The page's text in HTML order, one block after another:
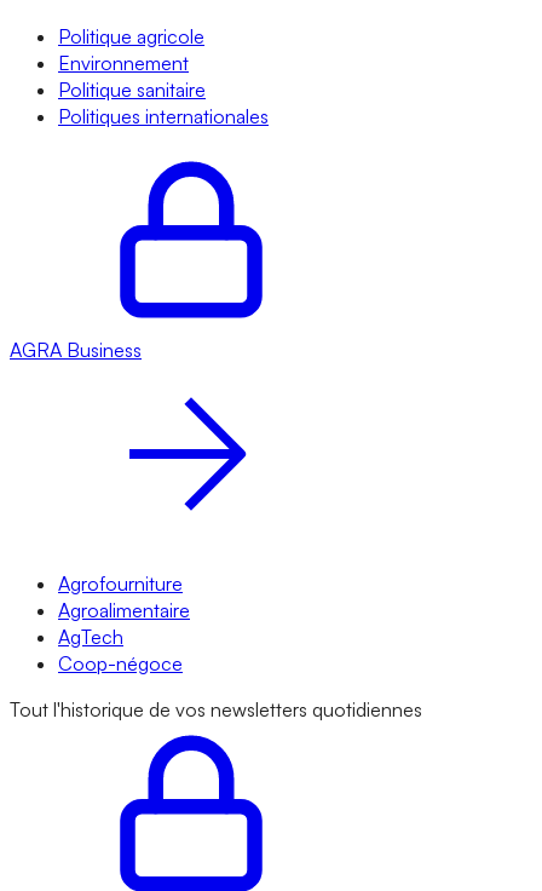
Politique agricole
Environnement
Politique sanitaire
Politiques internationales
AGRA Business
Agrofourniture
Agroalimentaire
AgTech
Coop-négoce
Tout l'historique de vos newsletters quotidiennes